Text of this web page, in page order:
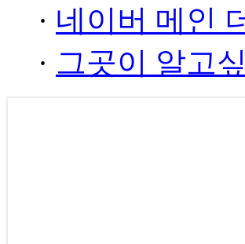
· 네이버 메인
· 그곳이 알고